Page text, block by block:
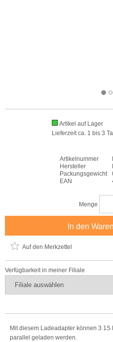
Artikel auf Lager
Lieferzeit ca. 1 bis 3
Artikelnummer
Hersteller
Packungsgewicht
EAN
Menge
In den
Auf den Merkzettel
Verfügbarkeit in meiner Filiale
Mit diesem Ladeadapter können 3 1S
parallel geladen werden.